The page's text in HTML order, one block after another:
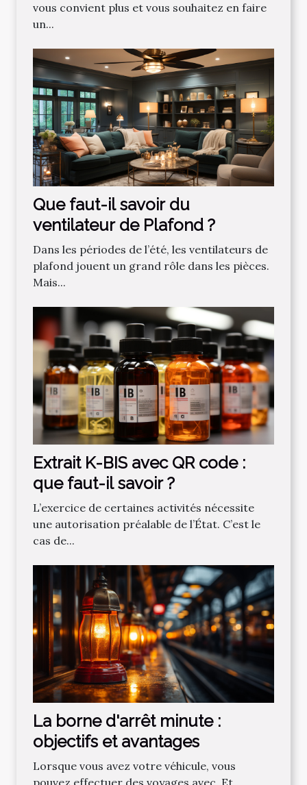
vous convient plus et vous souhaitez en faire
un...
Que faut-il savoir du
ventilateur de Plafond ?
Dans les périodes de l’été, les ventilateurs de
plafond jouent un grand rôle dans les pièces.
Mais...
Extrait K-BIS avec QR code :
que faut-il savoir ?
L’exercice de certaines activités nécessite
une autorisation préalable de l’État. C’est le
cas de...
La borne d'arrêt minute :
objectifs et avantages
Lorsque vous avez votre véhicule, vous
pouvez effectuer des voyages avec. Et